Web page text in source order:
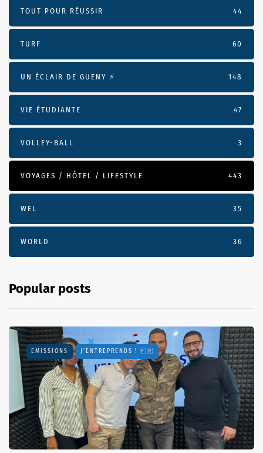
TOUT POUR RÉUSSIR 44
TURF 60
UN ÉCLAIR DE GUENY ⚡️ 148
VIE ÉTUDIANTE 47
VOLLEY-BALL 3
VOYAGES / HÔTEL / LIFESTYLE 443
WEL 35
WORLD 36
Popular posts
EMISSIONS J'ENTREPRENDS ! 🇫🇷